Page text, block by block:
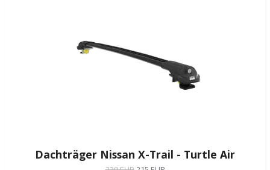
Dachträger Nissan X-Trail - Turtle Air